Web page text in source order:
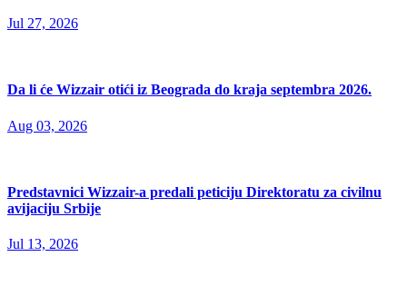
Jul 27, 2026
Da li će Wizzair otići iz Beograda do kraja septembra 2026.
Aug 03, 2026
Predstavnici Wizzair-a predali peticiju Direktoratu za civilnu
avijaciju Srbije
Jul 13, 2026